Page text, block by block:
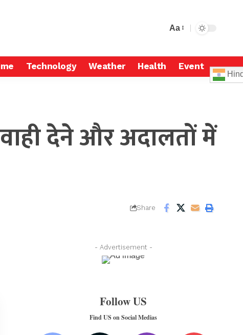
Aa
Technology Weather Health Event
देने और अदालतों में
Share
- Advertisement -
Follow US
Find US on Social Medias